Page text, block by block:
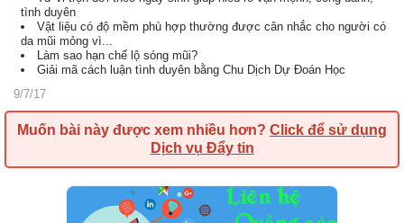
tình duyên
Vật liệu có độ mềm phù hợp thường được cân nhắc cho người có
da mũi mỏng vì...
Làm sao hạn chế lộ sóng mũi?
Giải mã cách luận tình duyên bằng Chu Dịch Dự Đoán Học
9/7/17
Muốn bài này được xem nhiều hơn? Click để sử dụng
Dịch vụ Đẩy tin